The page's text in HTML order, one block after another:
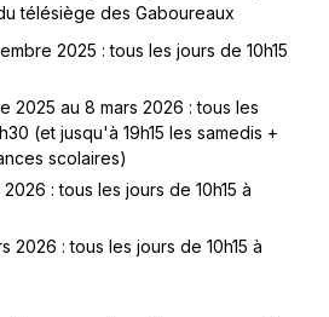
télésiège des Gaboureaux
2025 : tous les jours de 10h15
2025 au 8 mars 2026 : tous les
(et jusqu'à 19h15 les samedis +
scolaires)
2026 : tous les jours de 10h15 à
2026 : tous les jours de 10h15 à